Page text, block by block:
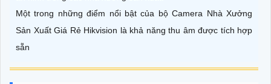
Một trong những điểm nổi bật của bộ Camera Nhà Xưởng
Sản Xuất Giá Rẻ Hikvision là khả năng thu âm được tích hợp
sẵn